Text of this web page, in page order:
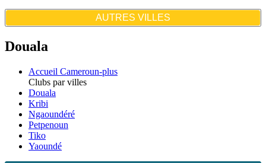
AUTRES VILLES
Douala
Accueil Cameroun-plus
Clubs par villes
Douala
Kribi
Ngaoundéré
Petpenoun
Tiko
Yaoundé